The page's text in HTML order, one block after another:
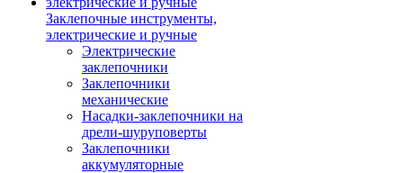
Заклепочные инструменты,
электрические и ручные
Электрические
заклепочники
Заклепочники
механические
Насадки-заклепочники на
дрели-шуруповерты
Заклепочники
аккумуляторные